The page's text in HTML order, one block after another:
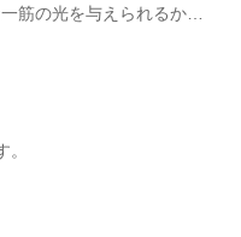
筋の光を与えられるか…